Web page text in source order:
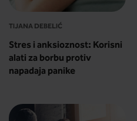
TIJANA DEBELIĆ
Stres i anksioznost: Korisni
alati za borbu protiv
napadaja panike